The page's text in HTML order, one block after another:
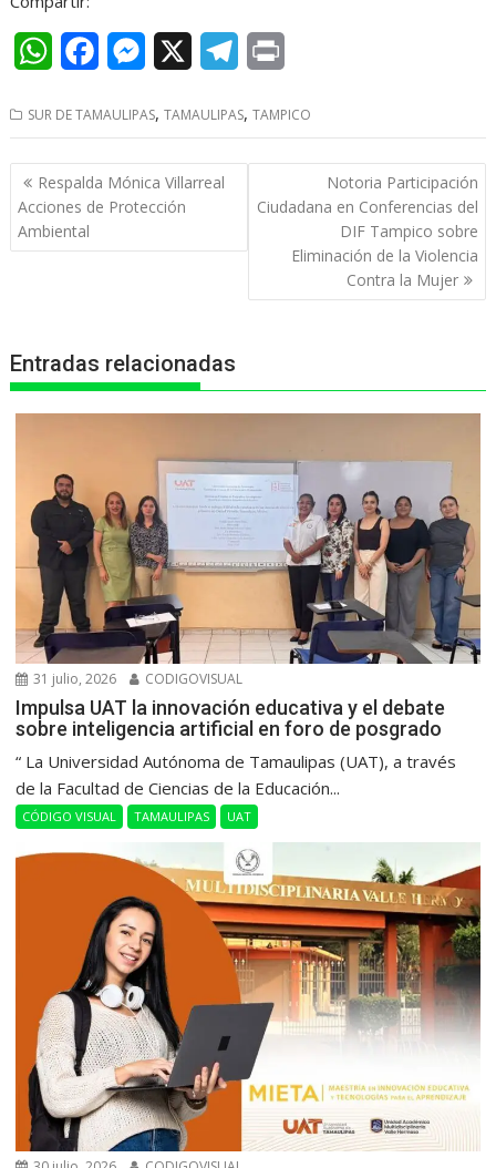
W
a
t
s
A
c
e
b
M
s
s
e
l
e
i
n
t
SUR DE TAMAULIPAS,TAMAULIPAS,TAMPICO
Navegación
de
entradas
Respalda Mónica Villarreal
Acciones de Protección
Ambiental
Notoria Participación
Ciudadana en Conferencias del
DIF Tampico sobre
Eliminación de la Violencia
Contra la Mujer
Entradas relacionadas
31 julio, 2026 CODIGOVISUAL
Impulsa UAT la innovación educativa y el debate
sobre inteligencia artificial en foro de posgrado
“ La Universidad Autónoma de Tamaulipas (UAT), a través
de la Facultad de Ciencias de la Educación...
CÓDIGO VISUAL TAMAULIPAS UAT